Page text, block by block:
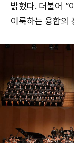
밝혔다. 더불어 “
이룩하는 융합의